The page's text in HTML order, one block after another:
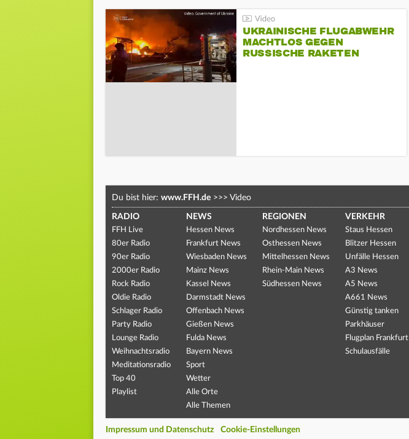
UKRAINISCHE FLUGABWEHR
MACHTLOS GEGEN
RUSSISCHE RAKETEN
Du bist hier: www.FFH.de >>> Video
RADIO
FFH Live
80er Radio
90er Radio
2000er Radio
Rock Radio
Oldie Radio
Schlager Radio
Party Radio
Lounge Radio
Weihnachtsradio
Meditationsradio
Top 40
Playlist
NEWS
Hessen News
Frankfurt News
Wiesbaden News
Mainz News
Kassel News
Darmstadt News
Offenbach News
Gießen News
Fulda News
Bayern News
Sport
Wetter
Alle Orte
Alle Themen
REGIONEN
Nordhessen News
Osthessen News
Mittelhessen News
Rhein-Main News
Südhessen News
VERKEHR
Staus Hessen
Blitzer Hessen
Unfälle Hessen
A3 News
A5 News
A661 News
Günstig tanken
Parkhäuser
Flugplan Frankfurt
Schulausfälle
Impressum und Datenschutz Cookie-Einstellungen